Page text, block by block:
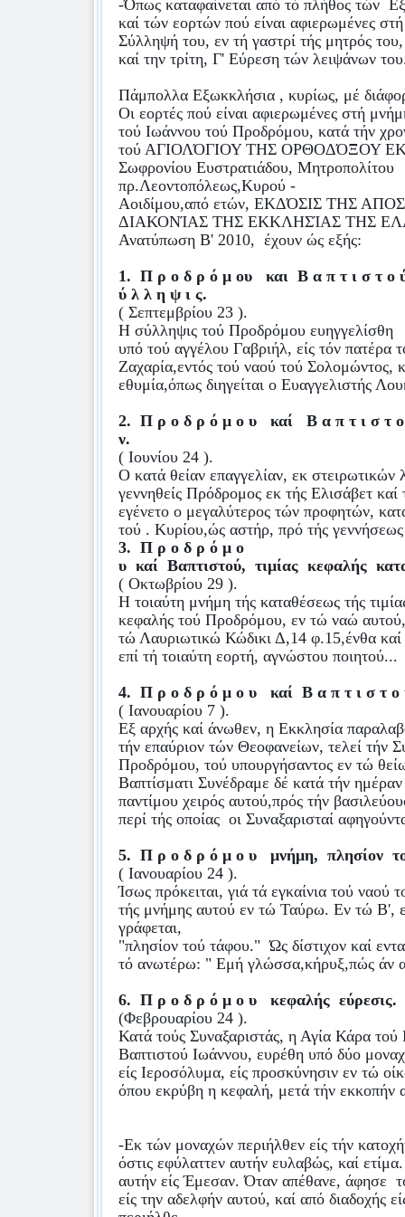
-Όπως καταφαίνεται από τό πλήθος τών
καί τών εορτών πού είναι αφιερωμένες
Σύλληψή του, εν τή γαστρί τής μητρός
καί την τρίτη, Γ' Εύρεση τών λειψάνων
Πάμπολλα Εξωκκλήσια , κυρίως, μέ
Οι εορτές πού είναι αφιερωμένες στή
τού Ιωάννου τού Προδρόμου, κατά τήν
τού ΑΓΙΟΛΌΓΙΟΥ ΤΗΣ ΟΡΘΟΔΌΞΟΥ
Σωφρονίου Ευστρατιάδου, Μητροπολίτου
πρ.Λεοντοπόλεως,Κυρού -
Αοιδίμου,από ετών, ΕΚΔΌΣΙΣ ΤΗΣ
ΔΙΑΚΟΝΊΑΣ ΤΗΣ ΕΚΚΛΗΣΊΑΣ ΤΗΣ
Ανατύπωση Β' 2010, έχουν ώς εξής:
1. Π ρ ο δ ρ ό μ ου και Β α π τ ι σ τ ο
ύ λ λ η ψ ι ς.
( Σεπτεμβρίου 23 ).
Η σύλληψις τού Προδρόμου ευηγγελίσθη
υπό τού αγγέλου Γαβριήλ, είς τόν πατέρα
Ζαχαρία,εντός τού ναού τού Σολομώντος,
εθυμία,όπως διηγείται ο Ευαγγελιστής
2. Π ρ ο δ ρ ό μ ο υ καί
Β α π τ ι σ τ
ν.
( Ιουνίου 24 ).
Ο κατά θείαν επαγγελίαν, εκ στειρωτικών
γεννηθείς Πρόδρομος εκ τής Ελισάβετ καί
εγένετο ο μεγαλύτερος τών προφητών,
τού . Κυρίου,ώς αστήρ, πρό τής
3. Π ρ ο δ ρ ό μ ο
υ καί Βαπτιστού, τιμίας κεφαλής
( Οκτωβρίου 29 ).
Η τοιαύτη μνήμη τής καταθέσεως τής
κεφαλής τού Προδρόμου, εν τώ ναώ
τώ Λαυριωτικώ Κώδικι Δ,14 φ.15,ένθα καί
επί τή τοιαύτη εορτή, αγνώστου ποιητού...
4. Π ρ ο δ ρ ό μ ο υ καί Β α π τ ι σ τ ο
( Ιανουαρίου 7 ).
Εξ αρχής καί άνωθεν, η Εκκλησία
τήν επαύριον τών Θεοφανείων, τελεί τήν
Προδρόμου, τού υπουργήσαντος εν τώ
Βαπτίσματι Συνέδραμε δέ κατά τήν ημέραν
παντίμου χειρός αυτού,πρός τήν
περί τής οποίας οι Συναξαρισταί
5. Π ρ ο δ ρ ό μ ο υ μνήμη, πλησίον
( Ιανουαρίου 24 ).
Ίσως πρόκειται, γιά τά εγκαίνια τού
τής μνήμης αυτού εν τώ Ταύρω. Εν τώ Β',
γράφεται,
"πλησίον τού τάφου." Ώς δίστιχον καί
τό ανωτέρω: " Εμή γλώσσα,κήρυξ,πώς άν
6. Π ρ ο δ ρ ό μ ο υ κεφαλής εύρεσις.
(Φεβρουαρίου 24 ).
Κατά τούς Συναξαριστάς, η Αγία Κάρα
Βαπτιστού Ιωάννου, ευρέθη υπό δύο
είς Ιεροσόλυμα, είς προσκύνησιν εν τώ
όπου εκρύβη η κεφαλή, μετά τήν εκκοπήν
-Εκ τών μοναχών περιήλθεν είς τήν
όστις εφύλαττεν αυτήν ευλαβώς, καί
αυτήν είς Έμεσαν. Όταν απέθανε, άφησε
είς την αδελφήν αυτού, καί από διαδοχής